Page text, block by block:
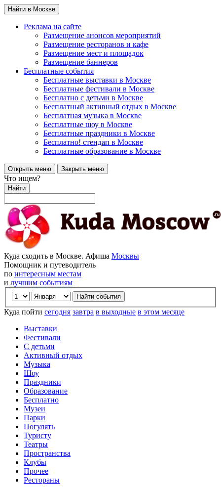
Найти в Москве
Реклама на сайте
Размещение анонсов мероприятий
Размещение ресторанов и кафе
Размещение мест и площадок
Размещение баннеров
Бесплатные события
Бесплатные выставки в Москве
Бесплатные фестивали в Москве
Бесплатно с детьми в Москве
Бесплатный активный отдых в Москве
Бесплатная музыка в Москве
Бесплатные шоу в Москве
Бесплатные праздники в Москве
Бесплатно! стендап в Москве
Бесплатные образование в Москве
Открыть меню Закрыть меню
Что ищем?
Найти
Куда сходить в Москве. Афиша Москвы
Помощник и путеводитель
по интересным местам
и лучшим событиям
Куда пойти сегодня завтра в выходные в этом месяце
Выставки
Фестивали
С детьми
Активный отдых
Музыка
Шоу
Праздники
Образование
Бесплатно
Музеи
Парки
Погулять
Туристу
Театры
Пространства
Клубы
Прочее
Рестораны